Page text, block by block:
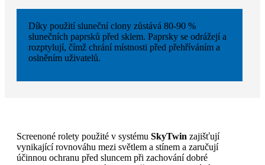
Díky použití sluneční clony zůstává 80-90 %
slunečních paprsků před sklem. Paprsky se odrážejí a
rozptylují, čímž chrání místnosti před přehříváním a
oslněním uživatelů.
Screenoné rolety použité v systému SkyTwin zajišťují
vynikající rovnováhu mezi světlem a stínem a zaručují
účinnou ochranu před sluncem při zachování dobré